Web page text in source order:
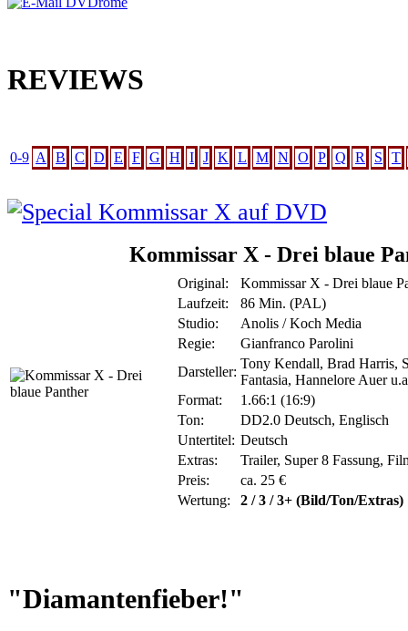
REVIEWS
0-9 A B C D E F G H I J K L M N O P Q R S T
Kommissar X - Drei blaue
Original:
Kommissar X - Drei blaue
Laufzeit:
86 Min. (PAL)
Studio:
Anolis / Koch Media
Regie:
Gianfranco Parolini
Darsteller:
Tony Kendall, Brad Harris,
Fantasia, Hannelore Auer
Format:
1.66:1 (16:9)
Ton:
DD2.0 Deutsch, Englisch
Untertitel: Deutsch
Extras:
Trailer, Super 8 Fassung,
Preis:
ca. 25 €
Wertung:
2 / 3 / 3+ (Bild/Ton/Extras)
"Diamantenfieber!"